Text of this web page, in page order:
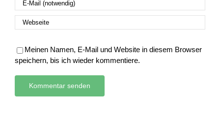
Meinen Namen, E-Mail und Website in diesem Browser
speichern, bis ich wieder kommentiere.